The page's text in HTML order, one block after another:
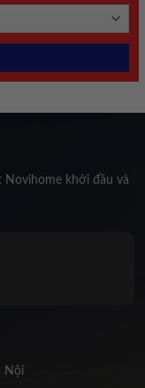
khởi đầu và
Nội